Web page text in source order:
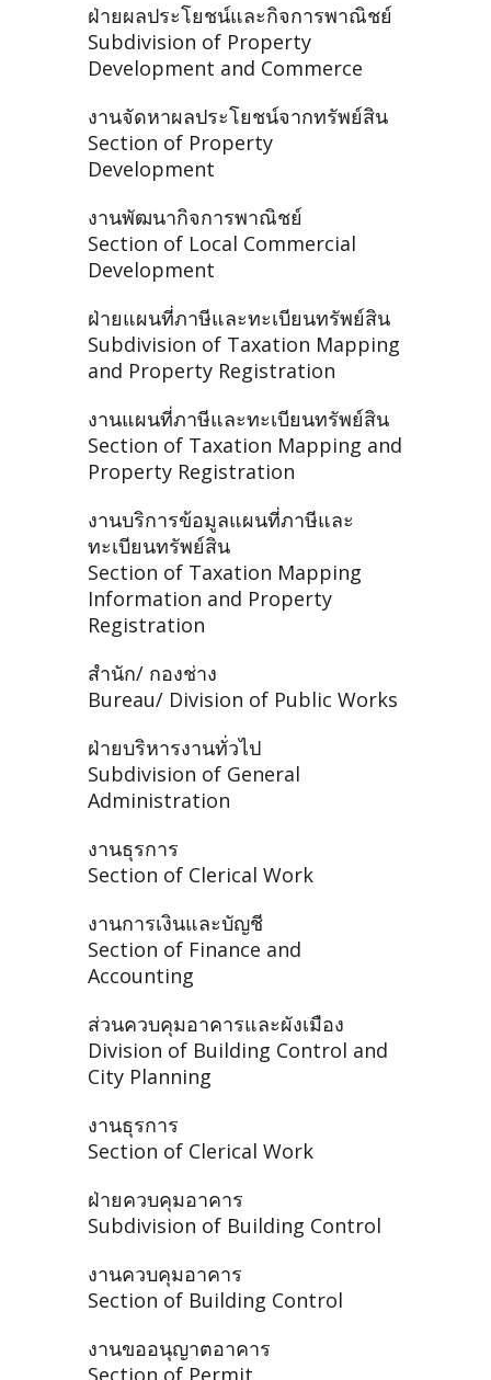
ฝ่ายผลประโยชน์และกิจการพาณิชย์
Subdivision of Property
Development and Commerce
งานจัดหาผลประโยชน์จากทรัพย์สิน
Section of Property
Development
งานพัฒนากิจการพาณิชย์
Section of Local Commercial
Development
ฝ่ายแผนที่ภาษีและทะเบียนทรัพย์สิน
Subdivision of Taxation Mapping
and Property Registration
งานแผนที่ภาษีและทะเบียนทรัพย์สิน
Section of Taxation Mapping and
Property Registration
งานบริการข้อมูลแผนที่ภาษีและ
ทะเบียนทรัพย์สิน
Section of Taxation Mapping
Information and Property
Registration
สำนัก/ กองช่าง
Bureau/ Division of Public Works
ฝ่ายบริหารงานทั่วไป
Subdivision of General
Administration
งานธุรการ
Section of Clerical Work
งานการเงินและบัญชี
Section of Finance and
Accounting
ส่วนควบคุมอาคารและผังเมือง
Division of Building Control and
City Planning
งานธุรการ
Section of Clerical Work
ฝ่ายควบคุมอาคาร
Subdivision of Building Control
งานควบคุมอาคาร
Section of Building Control
งานขออนุญาตอาคาร